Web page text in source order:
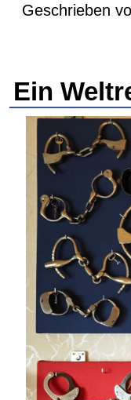
Geschrieben
Ein